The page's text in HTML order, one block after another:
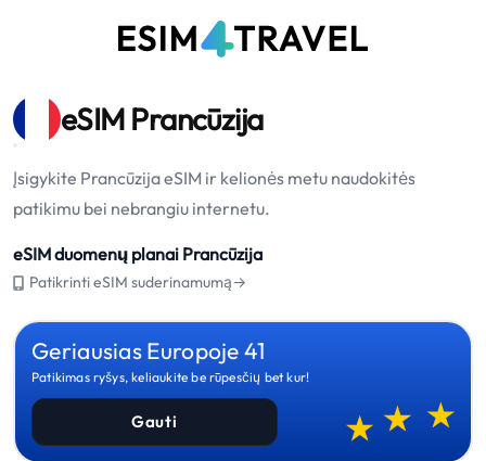
eSIM Prancūzija
Įsigykite Prancūzija eSIM ir kelionės metu naudokitės
patikimu bei nebrangiu internetu.
eSIM duomenų planai Prancūzija
Patikrinti eSIM suderinamumą→
Geriausias Europoje 41
Patikimas ryšys, keliaukite be rūpesčių bet kur!
Gauti